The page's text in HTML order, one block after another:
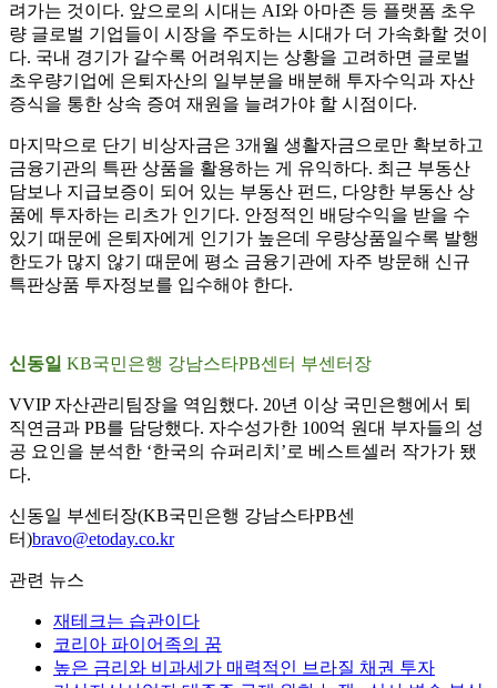
려가는 것이다. 앞으로의 시대는 AI와 아마존 등 플랫폼 초우
량 글로벌 기업들이 시장을 주도하는 시대가 더 가속화할 것이
다. 국내 경기가 갈수록 어려워지는 상황을 고려하면 글로벌
초우량기업에 은퇴자산의 일부분을 배분해 투자수익과 자산
증식을 통한 상속 증여 재원을 늘려가야 할 시점이다.
마지막으로 단기 비상자금은 3개월 생활자금으로만 확보하고
금융기관의 특판 상품을 활용하는 게 유익하다. 최근 부동산
담보나 지급보증이 되어 있는 부동산 펀드, 다양한 부동산 상
품에 투자하는 리츠가 인기다. 안정적인 배당수익을 받을 수
있기 때문에 은퇴자에게 인기가 높은데 우량상품일수록 발행
한도가 많지 않기 때문에 평소 금융기관에 자주 방문해 신규
특판상품 투자정보를 입수해야 한다.
신동일 KB국민은행 강남스타PB센터 부센터장
VVIP 자산관리팀장을 역임했다. 20년 이상 국민은행에서 퇴
직연금과 PB를 담당했다. 자수성가한 100억 원대 부자들의 성
공 요인을 분석한 ‘한국의 슈퍼리치’로 베스트셀러 작가가 됐
다.
신동일 부센터장(KB국민은행 강남스타PB센
터)bravo@etoday.co.kr
관련 뉴스
재테크는 습관이다
코리아 파이어족의 꿈
높은 금리와 비과세가 매력적인 브라질 채권 투자